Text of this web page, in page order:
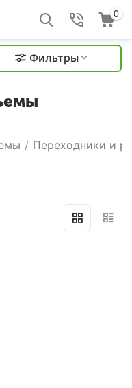
0
Фильтры
/ Переходники и